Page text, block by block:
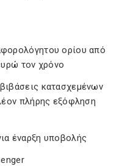
ορίου από
τον χρόνο
κατασχεμένων
πλήρης εξόφληση
έναρξη υποβολής